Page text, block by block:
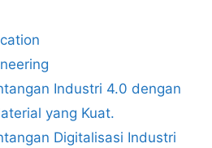
Industri 4.0 dengan
yang Kuat.
Digitalisasi Industri